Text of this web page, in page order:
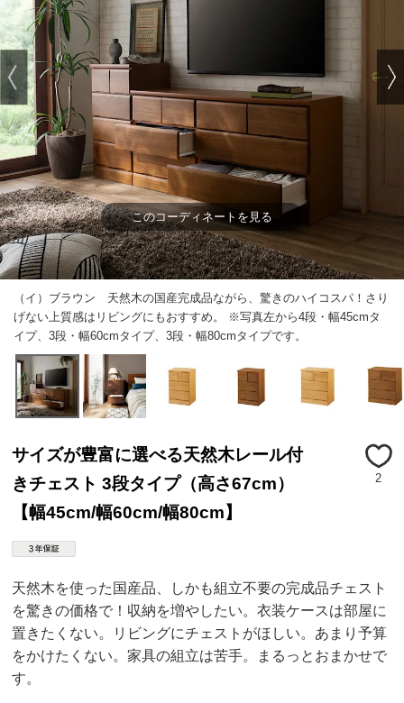
このコーディネートを見る
（イ）ブラウン 天然木の国産完成品ながら、驚きのハイコスパ！さり
げない上質感はリビングにもおすすめ。 ※写真左から4段・幅45cmタ
イプ、3段・幅60cmタイプ、3段・幅80cmタイプです。
サイズが豊富に選べる天然木レール付
きチェスト 3段タイプ（高さ67cm）
【幅45cm/幅60cm/幅80cm】
2
天然木を使った国産品、しかも組立不要の完成品チェスト
を驚きの価格で！収納を増やしたい。衣装ケースは部屋に
置きたくない。リビングにチェストがほしい。あまり予算
をかけたくない。家具の組立は苦手。まるっとおまかせで
す。